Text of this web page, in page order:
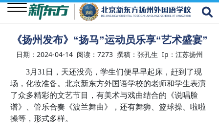
关
我
们
学
校
《扬州发布》“扬马”运动员乐享“艺术盛宴”
日期：2024-04-14 阅读：7273 撰稿：张孔生 Ip：江苏扬州
3月31日，天还没亮，学生们便早早起床，赶到了现
场，化妆准备。北京新东方外国语学校的老师和学生表演
了众多精彩的文艺节目，有美术与戏曲结合的《说唱脸
谱》、管乐合奏《波兰舞曲》，还有舞狮、篮球操、啦啦
操等，形式多样。